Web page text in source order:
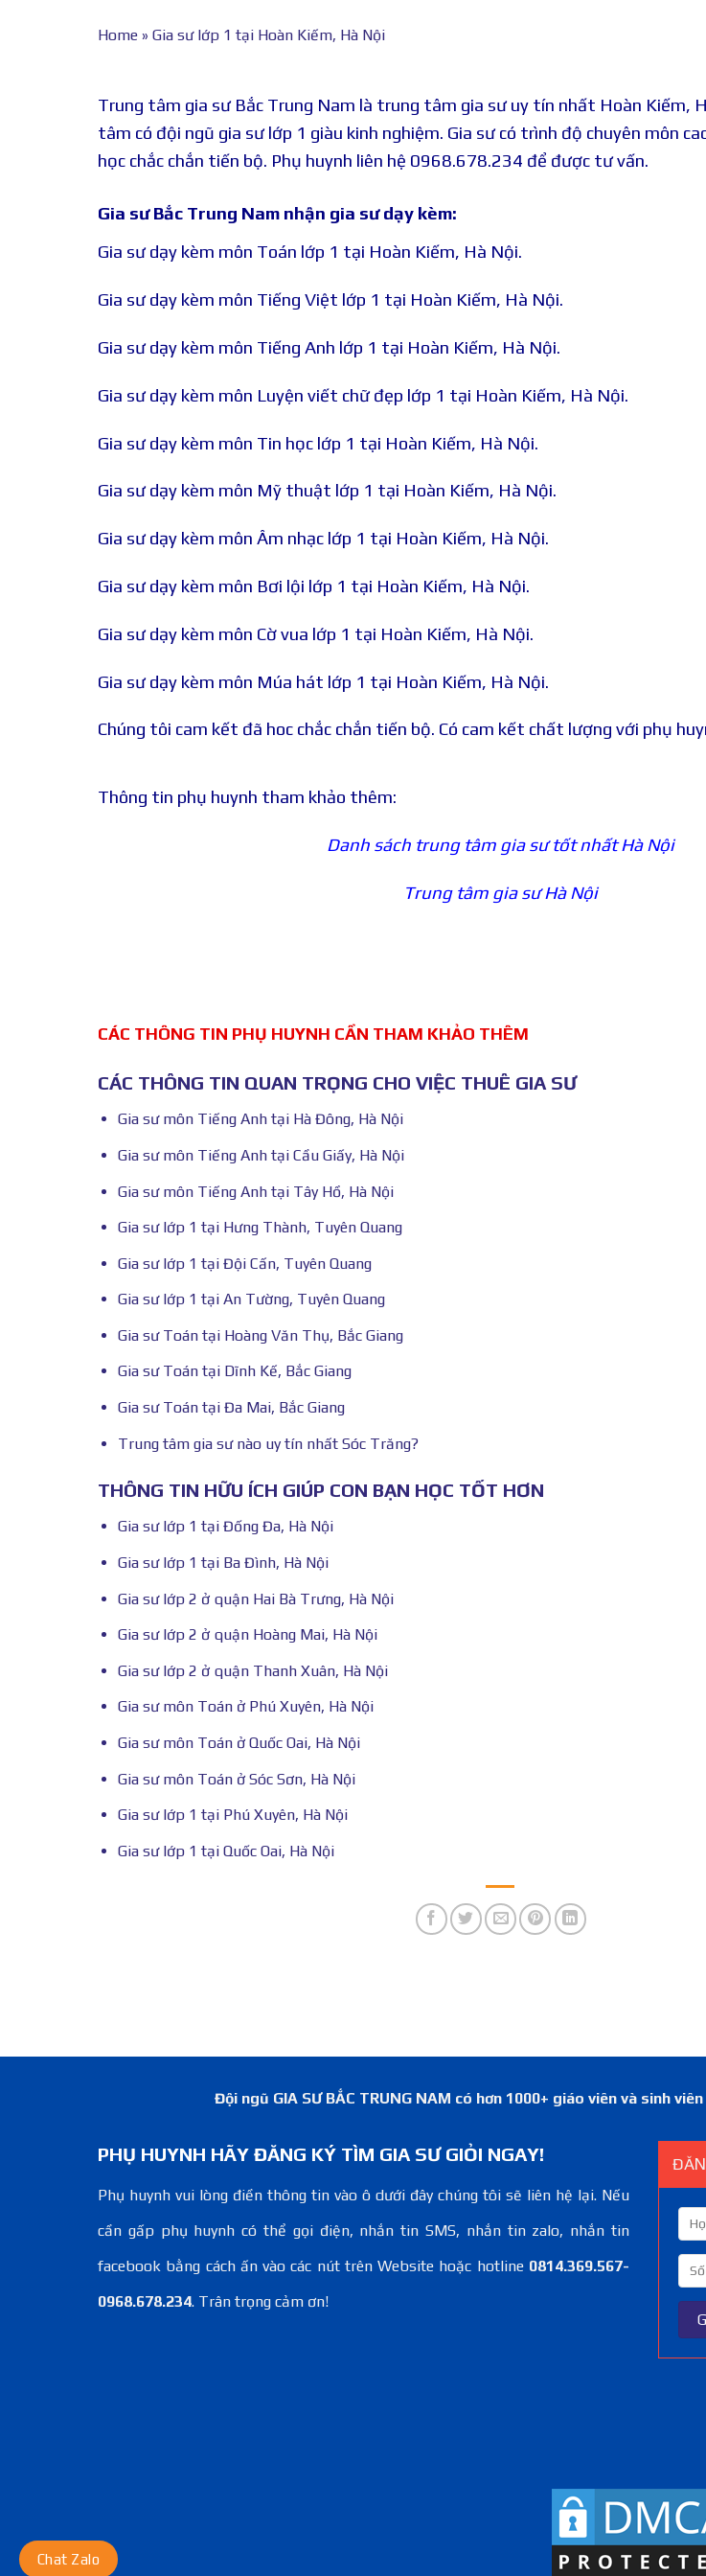
Home » Gia sư lớp 1 tại Hoàn Kiếm, Hà Nội
Trung tâm gia sư Bắc Trung Nam là trung tâm gia sư uy tín nhất Hoàn Kiếm,
tâm có đội ngũ gia sư lớp 1 giàu kinh nghiệm. Gia sư có trình độ chuyên môn
học chắc chắn tiến bộ. Phụ huynh liên hệ 0968.678.234 để được tư vấn.
Gia sư Bắc Trung Nam nhận gia sư dạy kèm:
Gia sư dạy kèm môn Toán lớp 1 tại Hoàn Kiếm, Hà Nội.
Gia sư dạy kèm môn Tiếng Việt lớp 1 tại Hoàn Kiếm, Hà Nội.
Gia sư dạy kèm môn Tiếng Anh lớp 1 tại Hoàn Kiếm, Hà Nội.
Gia sư dạy kèm môn Luyện viết chữ đẹp lớp 1 tại Hoàn Kiếm, Hà Nội.
Gia sư dạy kèm môn Tin học lớp 1 tại Hoàn Kiếm, Hà Nội.
Gia sư dạy kèm môn Mỹ thuật lớp 1 tại Hoàn Kiếm, Hà Nội.
Gia sư dạy kèm môn Âm nhạc lớp 1 tại Hoàn Kiếm, Hà Nội.
Gia sư dạy kèm môn Bơi lội lớp 1 tại Hoàn Kiếm, Hà Nội.
Gia sư dạy kèm môn Cờ vua lớp 1 tại Hoàn Kiếm, Hà Nội.
Gia sư dạy kèm môn Múa hát lớp 1 tại Hoàn Kiếm, Hà Nội.
Chúng tôi cam kết đã hoc chắc chắn tiến bộ. Có cam kết chất lượng với phụ
Thông tin phụ huynh tham khảo thêm:
Danh sách trung tâm gia sư tốt nhất Hà Nội
Trung tâm gia sư Hà Nội
CÁC THÔNG TIN PHỤ HUYNH CẦN THAM KHẢO THÊM
CÁC THÔNG TIN QUAN TRỌNG CHO VIỆC THUÊ GIA SƯ
Gia sư môn Tiếng Anh tại Hà Đông, Hà Nội
Gia sư môn Tiếng Anh tại Cầu Giấy, Hà Nội
Gia sư môn Tiếng Anh tại Tây Hồ, Hà Nội
Gia sư lớp 1 tại Hưng Thành, Tuyên Quang
Gia sư lớp 1 tại Đội Cấn, Tuyên Quang
Gia sư lớp 1 tại An Tường, Tuyên Quang
Gia sư Toán tại Hoàng Văn Thụ, Bắc Giang
Gia sư Toán tại Dĩnh Kế, Bắc Giang
Gia sư Toán tại Đa Mai, Bắc Giang
Trung tâm gia sư nào uy tín nhất Sóc Trăng?
THÔNG TIN HỮU ÍCH GIÚP CON BẠN HỌC TỐT HƠN
Gia sư lớp 1 tại Đống Đa, Hà Nội
Gia sư lớp 1 tại Ba Đình, Hà Nội
Gia sư lớp 2 ở quận Hai Bà Trưng, Hà Nội
Gia sư lớp 2 ở quận Hoàng Mai, Hà Nội
Gia sư lớp 2 ở quận Thanh Xuân, Hà Nội
Gia sư môn Toán ở Phú Xuyên, Hà Nội
Gia sư môn Toán ở Quốc Oai, Hà Nội
Gia sư môn Toán ở Sóc Sơn, Hà Nội
Gia sư lớp 1 tại Phú Xuyên, Hà Nội
Gia sư lớp 1 tại Quốc Oai, Hà Nội
Đội ngũ GIA SƯ BẮC TRUNG NAM có hơn 1000+ giáo viên và sinh
PHỤ HUYNH HÃY ĐĂNG KÝ TÌM GIA SƯ GIỎI NGAY!
Phụ huynh vui lòng điền thông tin vào ô dưới đây chúng tôi sẽ liên hệ lại. Nếu
cần gấp phụ huynh có thể gọi điện, nhắn tin SMS, nhắn tin zalo, nhắn tin
facebook bằng cách ấn vào các nút trên Website hoặc hotline 0814.369.567-
0968.678.234. Trân trọng cảm ơn!
Chat Zalo